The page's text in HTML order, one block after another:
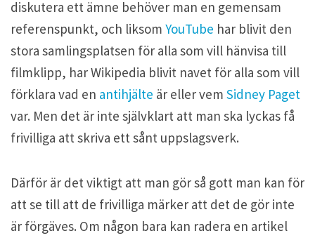
diskutera ett ämne behöver man en gemensam
referenspunkt, och liksom YouTube har blivit den
stora samlingsplatsen för alla som vill hänvisa till
filmklipp, har Wikipedia blivit navet för alla som vill
förklara vad en antihjälte är eller vem Sidney Paget
var. Men det är inte självklart att man ska lyckas få
frivilliga att skriva ett sånt uppslagsverk.
Därför är det viktigt att man gör så gott man kan för
att se till att de frivilliga märker att det de gör inte
är förgäves. Om någon bara kan radera en artikel